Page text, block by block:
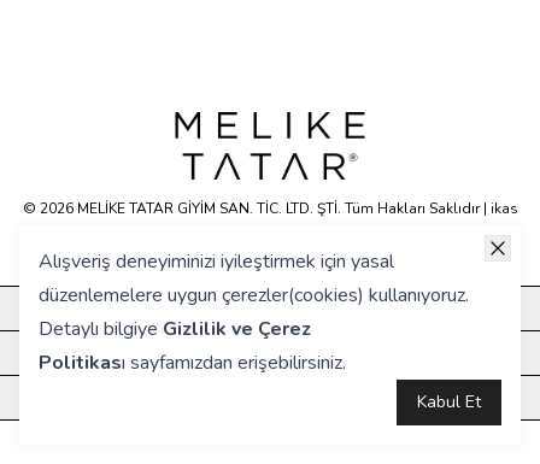
Alışveriş deneyiminizi iyileştirmek için yasal
düzenlemelere uygun çerezler(cookies) kullanıyoruz.
Detaylı bilgiye Gizlilik ve Çerez
Politikası sayfamızdan erişebilirsiniz.
Kabul Et
KURUMSAL
HIZLI ERİŞİM
© 2026 MELİKE TATAR GİYİM SAN. TİC. LTD. ŞTİ. Tüm Hakları Saklıdır | ikas